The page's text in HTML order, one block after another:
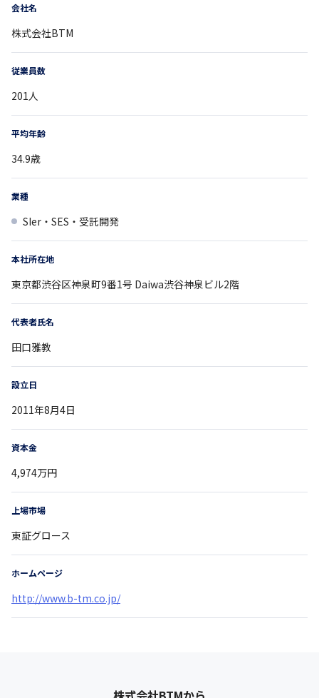
会社名
株式会社BTM
従業員数
201 人
平均年齢
34.9歳
業種
SIer・SES・受託開発
本社所在地
東京都渋谷区神泉町9番1号 Daiwa渋谷神泉ビル2階
代表者氏名
田口雅教
設立日
2011年8月4日
資本金
4,974万円
上場市場
東証グロース
ホームページ
http://www.b-tm.co.jp/